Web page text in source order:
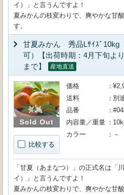
イ）」と言うんですよ！
夏みかんの枝変わりで、爽やかな甘
す。
甘夏みかん 秀品Lｻｲｽﾞ10kg
可）【出荷時期：4月下旬よ
まで】
産地直送
Sold Out
比較する
価格
送料
別
品番
内容量／重量
カラー
－
「甘夏（あまなつ）」の正式名は「
イ）」と言うんですよ！
夏みかんの枝変わりで、爽やかな甘